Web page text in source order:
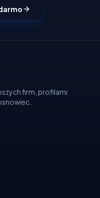
firm, profilami